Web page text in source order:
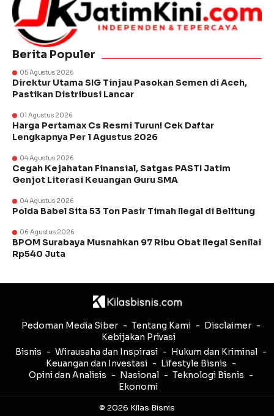
Berita Populer
05 Agustus 2026
Direktur Utama SIG Tinjau Pasokan Semen di Aceh,
Pastikan Distribusi Lancar
01 Agustus 2026
Harga Pertamax Cs Resmi Turun! Cek Daftar
Lengkapnya Per 1 Agustus 2026
04 Agustus 2026
Cegah Kejahatan Finansial, Satgas PASTI Jatim
Genjot Literasi Keuangan Guru SMA
04 Agustus 2026
Polda Babel Sita 53 Ton Pasir Timah Ilegal di Belitung
06 Agustus 2026
BPOM Surabaya Musnahkan 97 Ribu Obat Ilegal Senilai
Rp540 Juta
Pedoman Media Siber Tentang Kami
Disclaimer
Kebijakan Privasi
Bisnis
Wirausaha dan Inspirasi
Hukum dan Kriminal
Keuangan dan Investasi
Lifestyle Bisnis
Opini dan Analisis
Nasional
Teknologi Bisnis
Ekonomi
© 2026 Kilas Bisnis